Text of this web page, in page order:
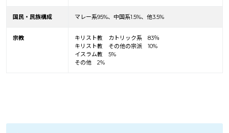
国民・民族構成 マレー系95%、中国系1.5%、他3.5%
宗教
キリスト教 カトリック系 83％
キリスト教 その他の宗派 10%
イスラム教 5%
その他 2%